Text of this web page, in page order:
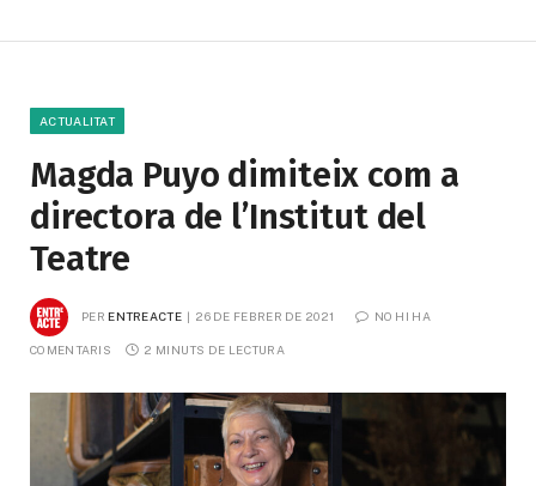
ACTUALITAT
Magda Puyo dimiteix com a
directora de l’Institut del
Teatre
PER ENTREACTE 26 DE FEBRER DE 2021 NO HI HA
COMENTARIS 2 MINUTS DE LECTURA